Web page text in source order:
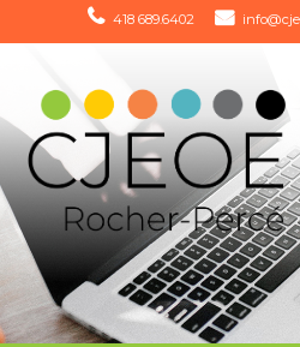
418 689.6402